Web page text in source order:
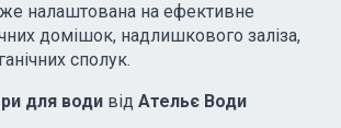
налаштована на ефективне
домішок, надлишкового заліза,
сполук.
для води від Ательє Води